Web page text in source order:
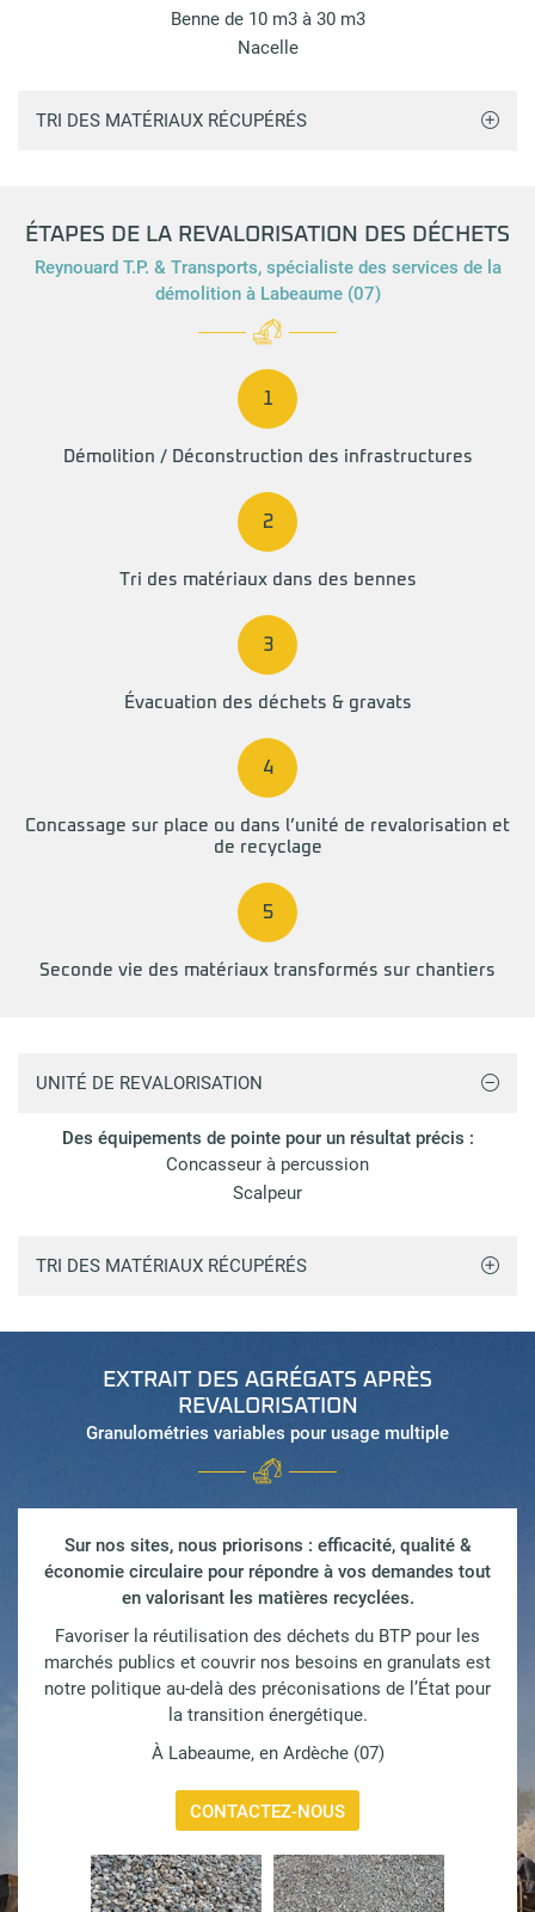
& Assainissement
Extérieur
& Revalorisation
Actualités
Une question
04 75 93 92
INSCRIPTION
Benne de 10 m3 à 30 m3
Nacelle
TRI DES MATÉRIAUX RÉCUPÉRÉS
ÉTAPES DE LA REVALORISATION DES DÉCHETS
Reynouard T.P. & Transports, spécialiste des services de la
démolition à Labeaume (07)
1
Démolition / Déconstruction des infrastructures
2
Tri des matériaux dans des bennes
3
Évacuation des déchets & gravats
4
Concassage sur place ou dans l’unité de revalorisation et
de recyclage
5
Seconde vie des matériaux transformés sur chantiers
UNITÉ DE REVALORISATION
Des équipements de pointe pour un résultat précis :
Concasseur à percussion
Scalpeur
TRI DES MATÉRIAUX RÉCUPÉRÉS
EXTRAIT DES AGRÉGATS APRÈS
REVALORISATION
Granulométries variables pour usage multiple
Sur nos sites, nous priorisons : efficacité, qualité &
économie circulaire pour répondre à vos demandes tout
en valorisant les matières recyclées.
Favoriser la réutilisation des déchets du BTP pour les
marchés publics et couvrir nos besoins en granulats est
notre politique au-delà des préconisations de l’État pour
la transition énergétique.
À Labeaume, en Ardèche (07)
CONTACTEZ-NOUS